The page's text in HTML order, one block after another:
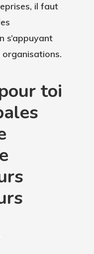
il faut
s’appuyant
toi